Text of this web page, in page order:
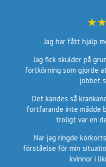
Jag har fått hjälp
Jag fick skulder på
fortkörning som gjorde
jobbet
Det kändes så
fortfarande inte mådde
troligt var en
När jag ringde
förståelse för min
kvinnor i